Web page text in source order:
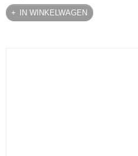
IN WINKELWAGEN